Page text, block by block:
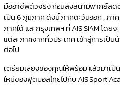
มืออาชีพตัวจริง ก่อนลงสนามพากย์สด
เป็น 6 ภูมิภาค ดังนี้ ภาคตะวันออก , ภา
ภาคใต้ และกรุงเทพฯ ที่ AIS SIAM โดย
แต่ละภาคจากทั่วประเทศ เข้าสู่การเ
ต่อไป
เตรียมเสียงของคุณให้พร้อม แล้วมาเ
ใหม่ของฟุตบอลไทยไปกับ AIS Sport